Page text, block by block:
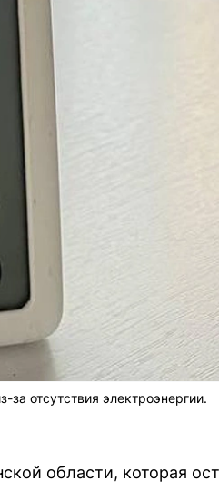
отсутствия электроэнергии.
области, которая